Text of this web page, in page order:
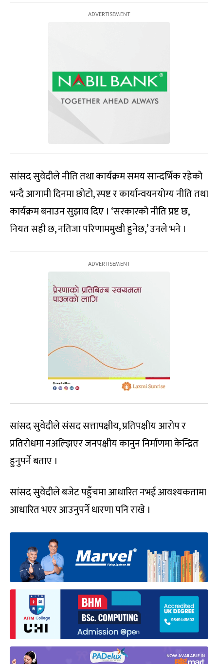
सांसद सुवेदीले नीति तथा कार्यक्रम समय सान्दर्भिक रहेको
भन्दै आगामी दिनमा छोटो, स्पष्ट र कार्यान्वयनयोग्य नीति तथा
कार्यक्रम बनाउन सुझाव दिए । ‘सरकारको नीति प्रष्ट छ,
नियत सही छ, नतिजा परिणाममुखी हुनेछ,’ उनले भने ।
सांसद सुवेदीले संसद सत्तापक्षीय, प्रतिपक्षीय आरोप र
प्रतिरोधमा नअल्झिएर जनपक्षीय कानुन निर्माणमा केन्द्रित
हुनुपर्ने बताए ।
सांसद सुवेदीले बजेट पहुँचमा आधारित नभई आवश्यकतामा
आधारित भएर आउनुपर्ने धारणा पनि राखे ।